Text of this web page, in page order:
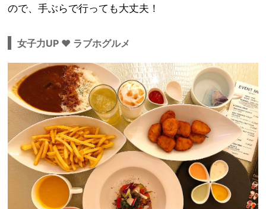
ので、手ぶらで行っても大丈夫！
女子力UP ❤︎ ラブホグルメ